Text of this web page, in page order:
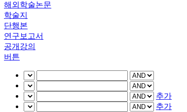
해외학술논문
학술지
단행본
연구보고서
공개강의
버튼
추가
추가